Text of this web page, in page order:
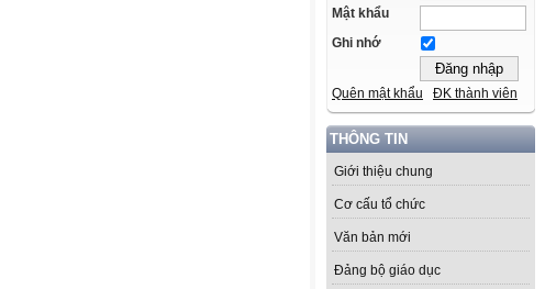
Mật khẩu
Ghi nhớ
Quên mật khẩu ĐK thành viên
THÔNG TIN
Giới thiệu chung
Cơ cấu tổ chức
Văn bản mới
Đảng bộ giáo dục